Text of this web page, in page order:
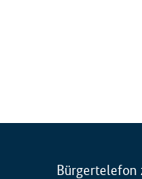
Bürgertelefon